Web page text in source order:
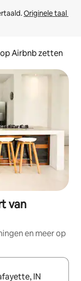
Originele taal
Airbnb zetten
van
en meer op
maak je een keuze